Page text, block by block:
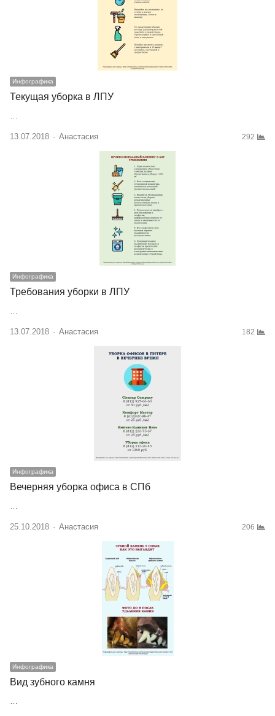
Инфографика
Текущая уборка в ЛПУ
…
13.07.2018 Author
Анастасия 292
Инфографика
Требования уборки в ЛПУ
…
13.07.2018 Author
Анастасия 182
Инфографика
Вечерняя уборка офиса в СПб
25.10.2018 Author
Анастасия 206
Инфографика
Вид зубного камня